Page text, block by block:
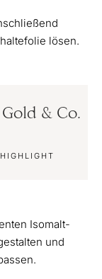
lösen.
& Co.
Isomalt-
und